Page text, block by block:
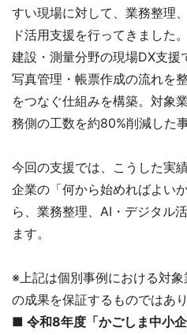
すい現場に対して、業務整理
ド活用支援を行ってきました。
建設・測量分野の現場DX支援
写真管理・帳票作成の流れを
をつなぐ仕組みを構築。対象
務側の工数を約80%削減した
今回の支援では、こうした実
企業の「何から始めればよい
ら、業務整理、AI・デジタル
ます。
※上記は個別事例における対
の成果を保証するものではあり
■ 令和8年度「かごしま中小企